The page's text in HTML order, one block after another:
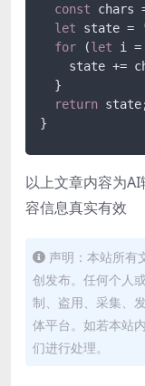
const chars
let state =
for (let i =
state +=
  }
return
}
以上文章内容为
容信息真实有效
声明：本站所有
创发布。任何个人
制、盗用、采集、
体平台。如若本站
们进行处理。